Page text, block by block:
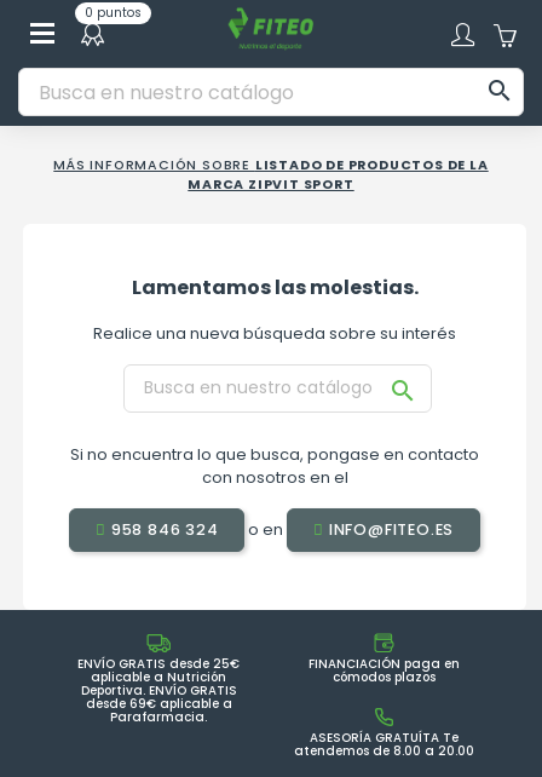
0 puntos

MÁS INFORMACIÓN SOBRE LISTADO DE PRODUCTOS DE LA
MARCA ZIPVIT SPORT
Lamentamos las molestias.
Realice una nueva búsqueda sobre su interés

Si no encuentra lo que busca, pongase en contacto
con nosotros en el
958 846 324 o en INFO@FITEO.ES
ENVÍO GRATIS desde 25€
aplicable a Nutrición
Deportiva. ENVÍO GRATIS
desde 69€ aplicable a
Parafarmacia.
FINANCIACIÓN paga en
cómodos plazos
ASESORÍA GRATUÍTA Te
atendemos de 8.00 a 20.00